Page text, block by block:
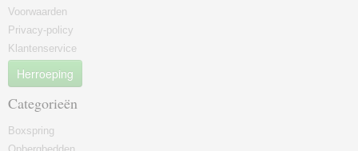
Voorwaarden
Privacy-policy
Klantenservice
Herroeping
Categorieën
Boxspring